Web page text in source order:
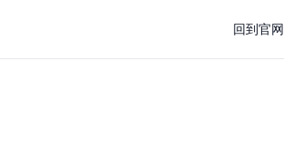
回到官网